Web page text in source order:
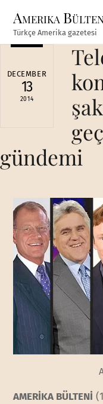
content
Amerika
Türkçe Amerika gazetesi
DECEMBER
13
2014
gündemi
AMERİKA BÜLTENİ